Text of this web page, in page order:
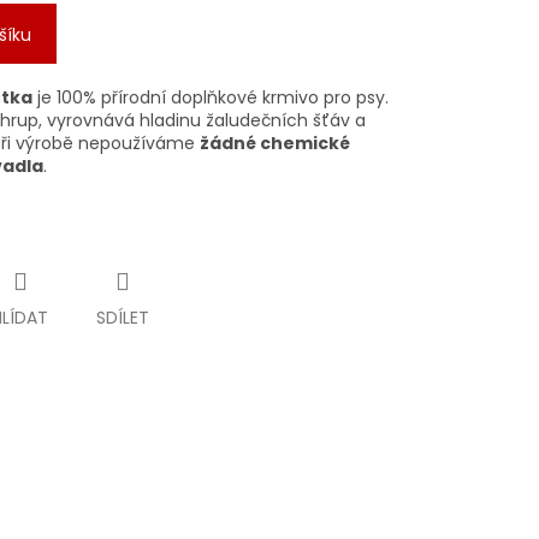
je 100% přírodní doplňkové krmivo pro psy.
vyrovnává hladinu žaludečních šťáv a
výrobě nepoužíváme žádné chemické
.
SDÍLET